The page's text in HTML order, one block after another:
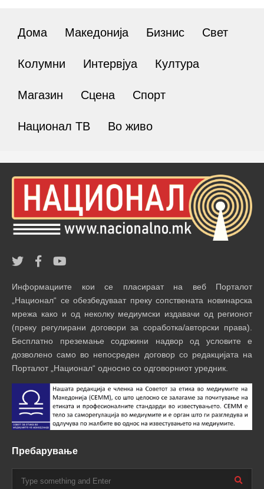
Дома Македонија Бизнис Свет
Колумни Интервјуа Култура
Магазин Сцена Спорт
Национал ТВ Во живо
Информациите кои се пласираат на веб Порталот
„Национал“ се обезбедуваат преку сопствената новинарска
мрежа како и од неколку медиумски издавачи од регионот
(преку регулирани договори за соработка/авторски права).
Бесплатно преземање содржини надвор од условите е
дозволено само во непосреден договор со редакцијата на
Порталот „Национал“ односно со одговорниот уредник.
Пребарување